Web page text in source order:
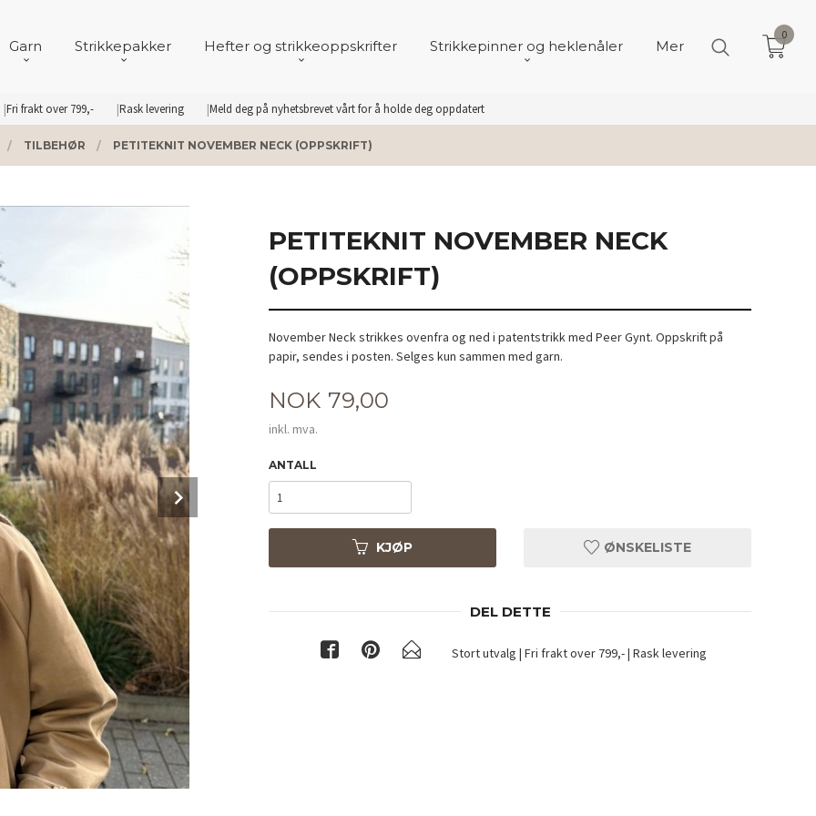
Fri frakt over 799,- Rask levering Meld deg på nyhetsbrevet vårt for å holde deg oppdatert
Garn Strikkepakker Hefter og strikkeoppskrifter Strikkepinner og heklenåler Mer
0
TILBEHØR PETITEKNIT NOVEMBER NECK (OPPSKRIFT)
PETITEKNIT NOVEMBER NECK
(OPPSKRIFT)
November Neck strikkes ovenfra og ned i patentstrikk med Peer Gynt. Oppskrift på
papir, sendes i posten. Selges kun sammen med garn.
Pris
NOK 79,00
inkl. mva.
ANTALL
KJØP ØNSKELISTE
DEL DETTE
Stort utvalg | Fri frakt over 799,- | Rask levering